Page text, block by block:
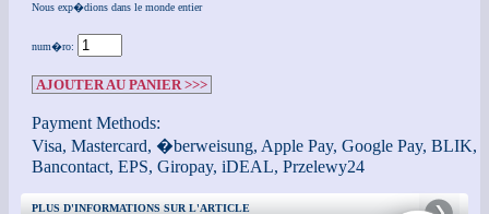
Nous exp�dions dans le monde entier
num�ro:
AJOUTER AU PANIER >>>
Payment Methods:
Visa, Mastercard, �berweisung, Apple Pay, Google Pay, BLIK,
Bancontact, EPS, Giropay, iDEAL, Przelewy24
PLUS D'INFORMATIONS SUR L'ARTICLE